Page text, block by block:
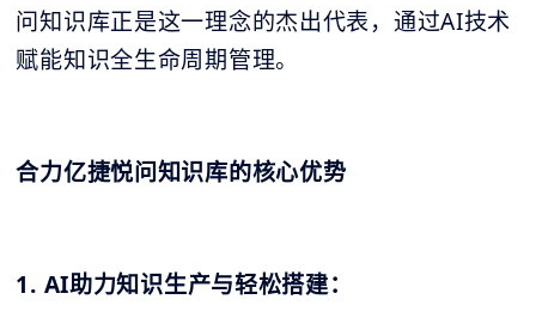
问知识库正是这一理念的杰出代表，通过AI技术
赋能知识全生命周期管理。
合力亿捷悦问知识库的核心优势
1. AI助力知识生产与轻松搭建：